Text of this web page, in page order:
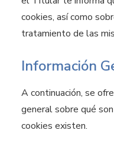
cookies, así como
tratamiento de las
Información
A continuación, se
general sobre qué
cookies existen.